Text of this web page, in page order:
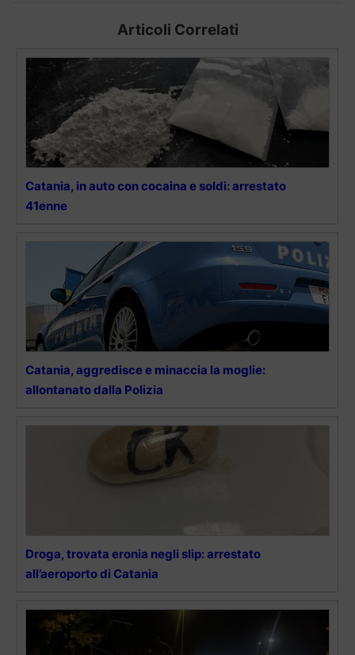
Articoli Correlati
Catania, in auto con cocaina e soldi: arrestato
41enne
Catania, aggredisce e minaccia la moglie:
allontanato dalla Polizia
Droga, trovata eronia negli slip: arrestato
all’aeroporto di Catania